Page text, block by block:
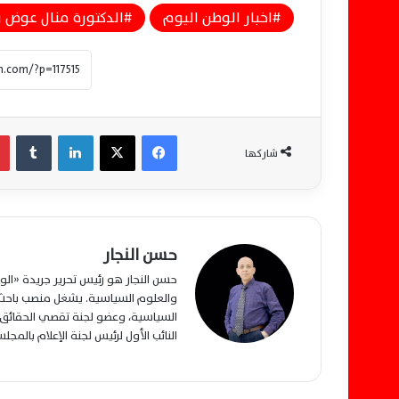
اخبار الوطن اليوم الدكتورة منال عوض
شاركها
فيسبوك ‫X لينكدإن
حسن النجار
حسن النجار هو رئيس تحرير جريدة
والعلوم السياسية. يشغل منصب
السياسية، وعضو لجنة تقصي
النائب الأول لرئيس لجنة الإعلام